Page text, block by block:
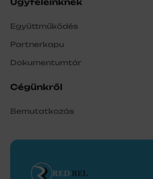
Ügyfeleinknek
Együttműködés
Partnerkapu
Dokumentumtár
Cégünkről
Bemutatkozás